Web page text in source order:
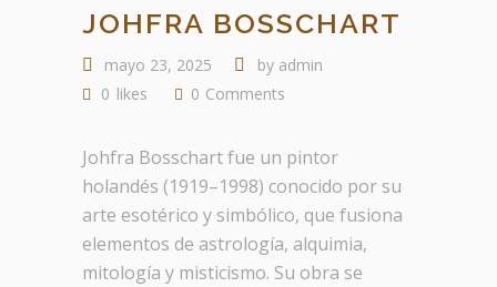
JOHFRA BOSSCHART
mayo 23, 2025 by admin
0 likes 0 Comments
Johfra Bosschart fue un pintor
holandés (1919–1998) conocido por su
arte esotérico y simbólico, que fusiona
elementos de astrología, alquimia,
mitología y misticismo. Su obra se